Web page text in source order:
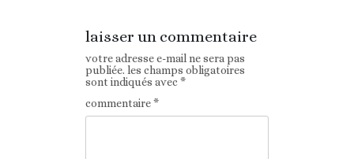
laisser un commentaire
votre adresse e-mail ne sera pas
publiée. les champs obligatoires
sont indiqués avec*
commentaire*